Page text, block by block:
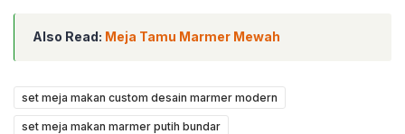
Also Read: Meja Tamu Marmer Mewah
set meja makan custom desain marmer modern
set meja makan marmer putih bundar